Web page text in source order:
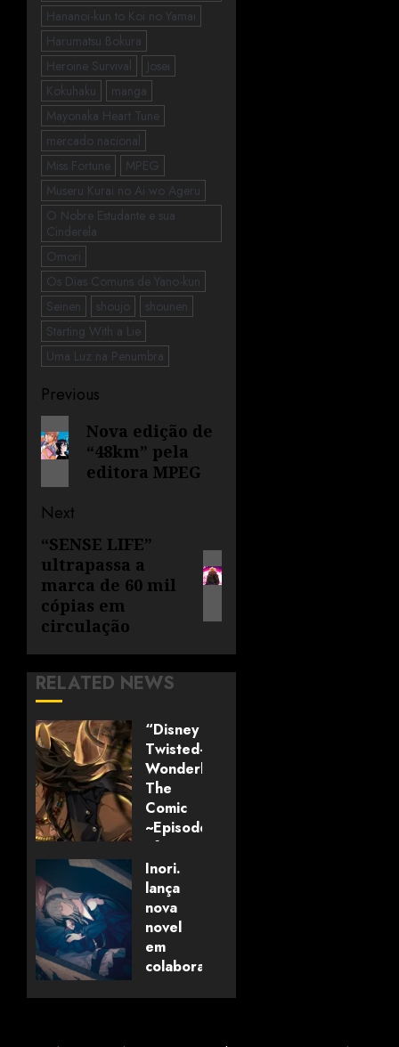
Hananoi-kun to Koi no Yamai
Harumatsu Bokura
Heroine Survival
Josei
Kokuhaku
manga
Mayonaka Heart Tune
mercado nacional
Miss Fortune
MPEG
Museru Kurai no Ai wo Ageru
O Nobre Estudante e sua
Cinderela
Omori
Os Dias Comuns de Yano-kun
Seinen
shoujo
shounen
Starting With a Lie
Uma Luz na Penumbra
Previous
Nova edição de
“48km” pela
editora MPEG
Next
“SENSE LIFE”
ultrapassa a
marca de 60 mil
cópias em
circulação
RELATED NEWS
“Disney
Twisted-
Wonderland:
The
Comic
~Episode
of
Savanaclaw~”
anunciado
pela
Universo
dos
Livros
Inori.
lança
nova
novel
em
colaboração